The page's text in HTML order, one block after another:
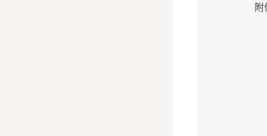
附